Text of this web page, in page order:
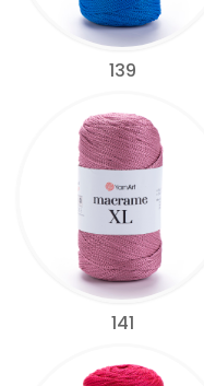
139
141